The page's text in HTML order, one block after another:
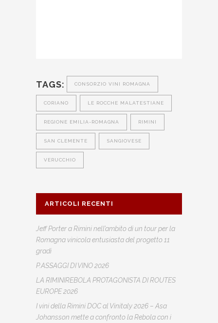
TAGS: CONSORZIO VINI ROMAGNA
CORIANO LE ROCCHE MALATESTIANE
REGIONE EMILIA-ROMAGNA RIMINI
SAN CLEMENTE SANGIOVESE
VERUCCHIO
ARTICOLI RECENTI
Jeff Porter a Rimini nell’ambito di un tour per la
Romagna vinicola entusiasta del progetto 11
gradi
P.ASSAGGI DI VINO 2026
LA RIMINIREBOLA PROTAGONISTA DI ROUTES
EUROPE 2026
I vini della Rimini DOC al Vinitaly 2026 – Asa
Johansson mette a confronto la Rebola con i